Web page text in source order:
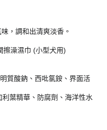
，調和出清爽淡香。
擦澡濕巾 (小型犬用)
質酸鈉、西吡氯銨、界面活
精華、防腐劑、海洋性水